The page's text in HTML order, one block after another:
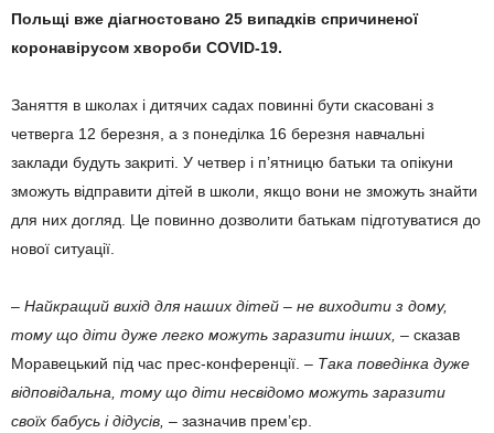
Польщі вже діагностовано 25 випадків спричиненої
коронавірусом хвороби COVID-19.
Заняття в школах і дитячих садах повинні бути скасовані з
четверга 12 березня, а з понеділка 16 березня навчальні
заклади будуть закриті. У четвер і п’ятницю батьки та опікуни
зможуть відправити дітей в школи, якщо вони не зможуть знайти
для них догляд. Це повинно дозволити батькам підготуватися до
нової ситуації.
– Найкращий вихід для наших дітей – не виходити з дому,
тому що діти дуже легко можуть заразити інших, – сказав
Моравецький під час прес-конференції. – Така поведінка дуже
відповідальна, тому що діти несвідомо можуть заразити
своїх бабусь і дідусів, – зазначив прем’єр.